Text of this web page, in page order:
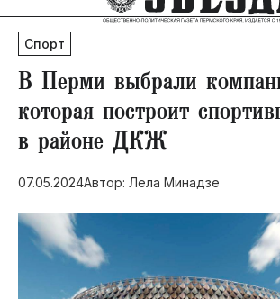
80 лет Победы
Молодежная столица РФ
СВО
Социальная поддержка
Инфраструктура
Благоустройство
Спорт
В Перми выбрали
которая построит
в районе ДКЖ
07.05.2024Автор: Лела Минадзе